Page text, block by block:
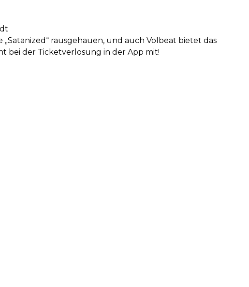
rausgehauen, und auch Volbeat bietet das
bei der Ticketverlosung in der App mit!